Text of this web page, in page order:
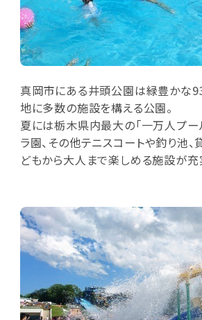
真岡市にある井頭公園は緑豊かな
地に多数の施設を構える公園。
夏には栃木県内最大の「一万人プー
ラ園、その他テニスコートや釣り池
どもから大人まで楽しめる施設が充